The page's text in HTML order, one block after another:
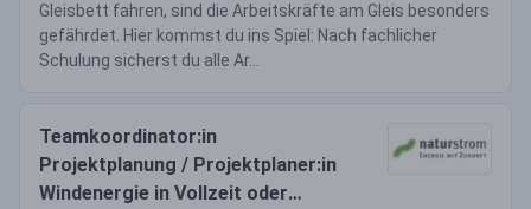
Gleisbett fahren, sind die Arbeitskräfte am Gleis besonders
gefährdet. Hier kommst du ins Spiel: Nach fachlicher
Schulung sicherst du alle Ar...
Teamkoordinator:in
Projektplanung / Projektplaner:in
Windenergie in Vollzeit oder